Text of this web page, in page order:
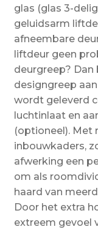
glas (glas 3-
geluidsarm
afneembare
liftdeur geen
deurgreep?
designgreep
wordt geleverd
luchtinlaat en
(optioneel). Met
inbouwkaders,
afwerking een
om als
haard van
Door het extra
extreem gevoel